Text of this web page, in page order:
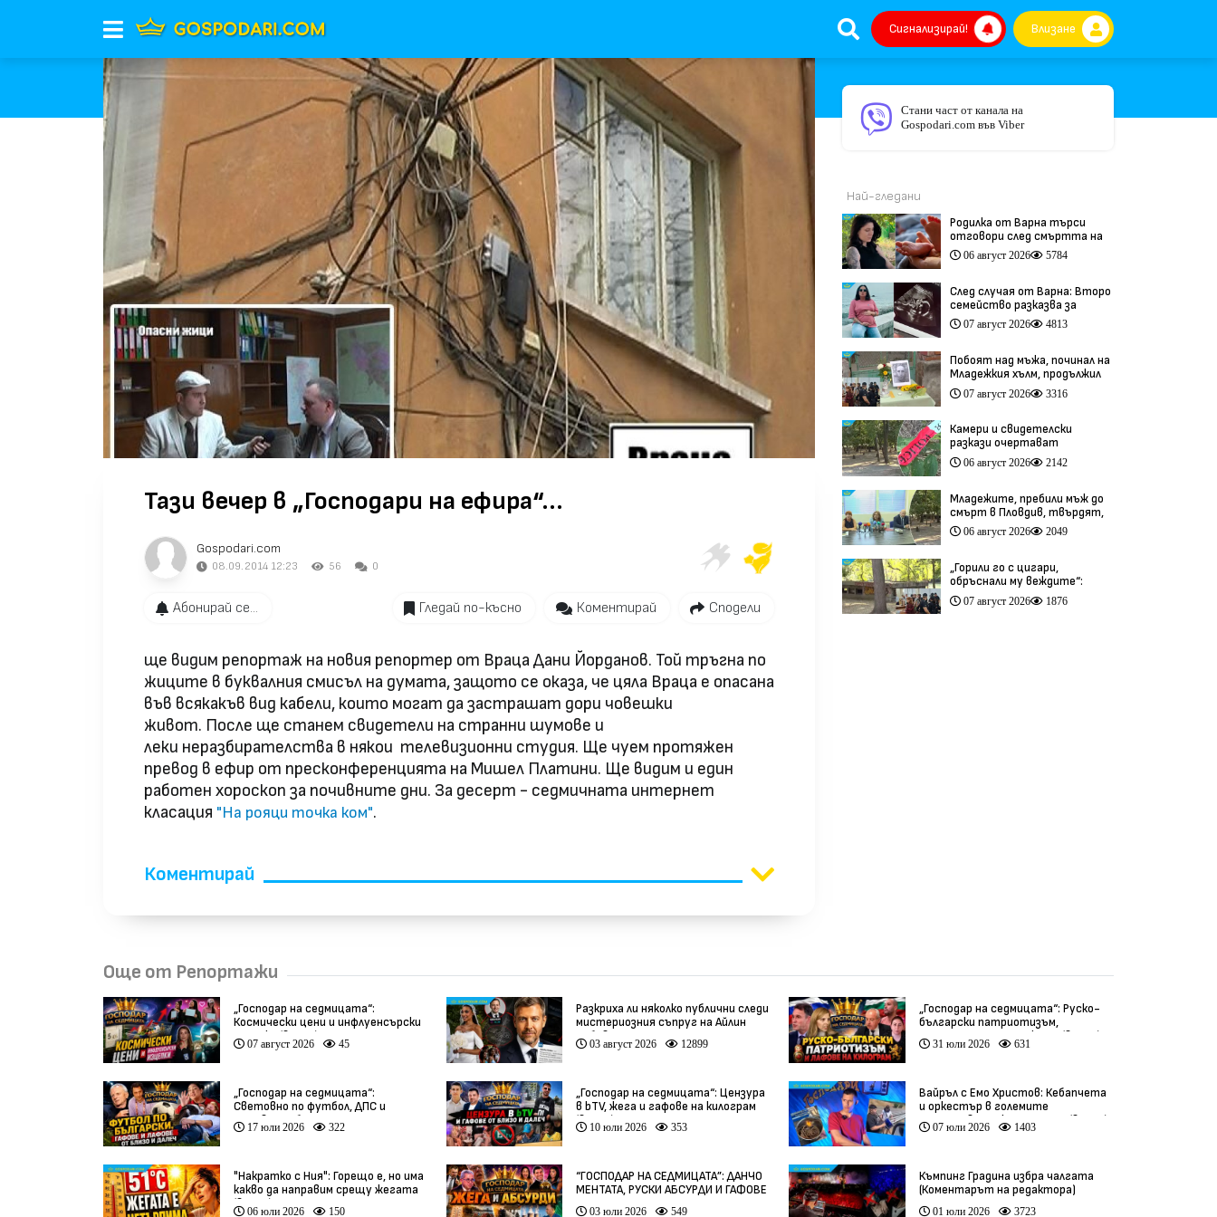
Сигнализирай! Влизане
Тази вечер в „Господари на ефира“...
Gospodari.com
08.09.2014 12:23 56 0
Абонирай се... Гледай по-късно Коментирай Сподели
ще видим репортаж на новия репортер от Враца Дани Йорданов. Той тръгна по
жиците в буквалния смисъл на думата, защото се оказа, че цяла Враца е опасана
във всякакъв вид кабели, които могат да застрашат дори човешки
живот. После ще станем свидетели на странни шумове и
леки неразбирателства в някои телевизионни студия. Ще чуем протяжен
превод в ефир от пресконференцията на Мишел Платини. Ще видим и един
работен хороскоп за почивните дни. За десерт - седмичната интернет
класация "На рояци точка ком".
Коментирай
Стани част от канала на
Gospodari.com във Viber
Най-гледани
Родилка от Варна търси
отговори след смъртта на
бебето ѝ дни преди секцио
(видео)
06 август 2026 5784
След случая от Варна: Второ
семейство разказва за
трагедия след бременност
при същия лекар (видео)
07 август 2026 4813
Побоят над мъжа, починал на
Младежкия хълм, продължил
повече от час (видео)
07 август 2026 3316
Камери и свидетелски
разкази очертават
хронологията на фаталния
побой край Младежкия хълм
06 август 2026 2142
Младежите, пребили мъж до
смърт в Пловдив, твърдят,
че са „ловци на педофили”
(видео)
06 август 2026 2049
„Горили го с цигари,
обръснали му веждите“:
Побойниците от Пловдив
остават в ареста (видео)
07 август 2026 1876
Още от Репортажи
„Господар на седмицата“:
Космически цени и инфлуенсърски
изцепки (видео)
07 август 2026 45
Разкриха ли няколко публични следи
мистериозния съпруг на Айлин
Бобева?
03 август 2026 12899
„Господар на седмицата“: Руско-
български патриотизъм,
инфлуенсъри и тарикати (видео)
31 юли 2026 631
„Господар на седмицата“:
Световно по футбол, ДПС и
гафове от близо и далеч
17 юли 2026 322
„Господар на седмицата“: Цензура
в bTV, жега и гафове на килограм
(видео)
10 юли 2026 353
Вайръл с Емо Христов: Кебапчета
и оркестър в големите
задръствания към морето (видео)
07 юли 2026 1403
"Накратко с Ния": Горещо е, но има
какво да направим срещу жегата
(видео)
06 юли 2026 150
“ГОСПОДАР НА СЕДМИЦАТА”: ДАНЧО
МЕНТАТА, РУСКИ АБСУРДИ И ГАФОВЕ
ОТ ЦЯЛ СВЯТ
03 юли 2026 549
Къмпинг Градина избра чалгата
(Коментарът на редактора)
01 юли 2026 3723